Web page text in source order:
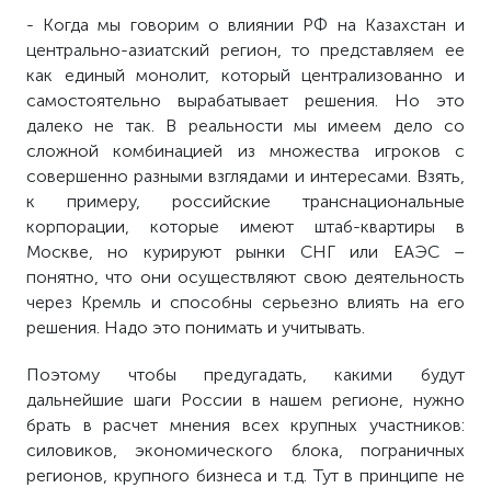
- Когда мы говорим о влиянии РФ на Казахстан и
центрально-азиатский регион, то представляем ее
как единый монолит, который централизованно и
самостоятельно вырабатывает решения. Но это
далеко не так. В реальности мы имеем дело со
сложной комбинацией из множества игроков с
совершенно разными взглядами и интересами. Взять,
к примеру, российские транснациональные
корпорации, которые имеют штаб-квартиры в
Москве, но курируют рынки СНГ или ЕАЭС –
понятно, что они осуществляют свою деятельность
через Кремль и способны серьезно влиять на его
решения. Надо это понимать и учитывать.
Поэтому чтобы предугадать, какими будут
дальнейшие шаги России в нашем регионе, нужно
брать в расчет мнения всех крупных участников:
силовиков, экономического блока, пограничных
регионов, крупного бизнеса и т.д. Тут в принципе не